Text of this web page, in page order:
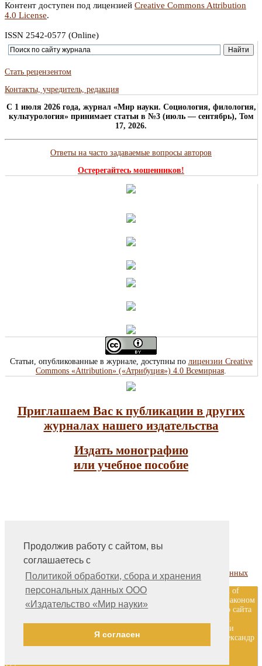
Продолжив работу с сайтом, вы
соглашаетесь с
Политикой обработки, сбора и хранения
персональных данных ООО
«Издательство «Мир науки»
Я согласен
Контент доступен под лицензией Creative Commons Attribution
4.0 License.
ISSN 2542-0577 (Online)
Стать рецензентом
Контакты, учредитель, редакция
C 1 июля 2026 года, журнал «Мир науки. Социология, филология,
культурология» принимает статьи в №3 (июль — сентябрь), Том
17, 2026.
Ответы на часто задаваемые вопросы авторов
Остерегайтесь мошенников!
Статьи, опубликованные в журнале, доступны по лицензии Creative
Commons «Attribution» («Атрибуция») 4.0 Всемирная.
Приглашаем Вас к публикации в других
журналах нашего издательства
Издать монографию
или учебное пособие
На главную
Контакты, учредитель, редакция
Политика обработки, сбора и хранения персональных данных
ООО «Издательство «Мир науки» \ «Publishing company «World of
science», LLC Материалы, размещенные на сайте, охраняются Законом
о защите авторских прав. Публикация любых материалов этого сайта
Авторские права на размещенные на сайте научные публикации
принадлежат их авторам. Разработка и поддержка сайта — Александр
Павлов, pavlov@mir-nauki.com